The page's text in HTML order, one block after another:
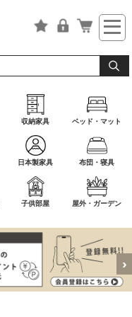
収納家具 ベッド・マット
日本製家具 布団・寝具
子供部屋 屋外・ガーデン
›